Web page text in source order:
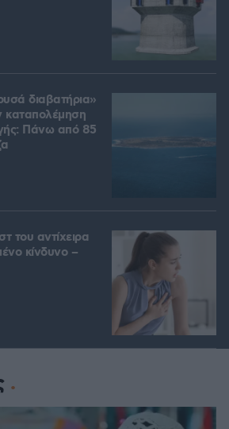
διαβατήρια»
καταπολέμηση
Πάνω από 85
του αντίχειρα
κίνδυνο –